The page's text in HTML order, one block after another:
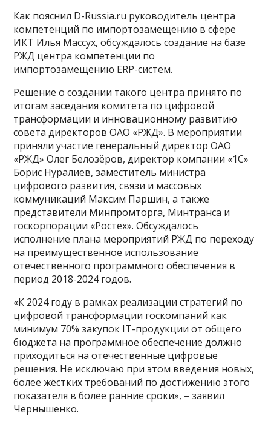
Как пояснил D-Russia.ru руководитель центра
компетенций по импортозамещению в сфере
ИКТ Илья Массух, обсуждалось создание на базе
РЖД центра компетенции по
импортозамещению ERP-систем.
Решение о создании такого центра принято по
итогам заседания комитета по цифровой
трансформации и инновационному развитию
совета директоров ОАО «РЖД». В мероприятии
приняли участие генеральный директор ОАО
«РЖД» Олег Белозёров, директор компании «1С»
Борис Нуралиев, заместитель министра
цифрового развития, связи и массовых
коммуникаций Максим Паршин, а также
представители Минпромторга, Минтранса и
госкорпорации «Ростех». Обсуждалось
исполнение плана мероприятий РЖД по переходу
на преимущественное использование
отечественного программного обеспечения в
период 2018-2024 годов.
«К 2024 году в рамках реализации стратегий по
цифровой трансформации госкомпаний как
минимум 70% закупок IT-продукции от общего
бюджета на программное обеспечение должно
приходиться на отечественные цифровые
решения. Не исключаю при этом введения новых,
более жёстких требований по достижению этого
показателя в более ранние сроки», – заявил
Чернышенко.